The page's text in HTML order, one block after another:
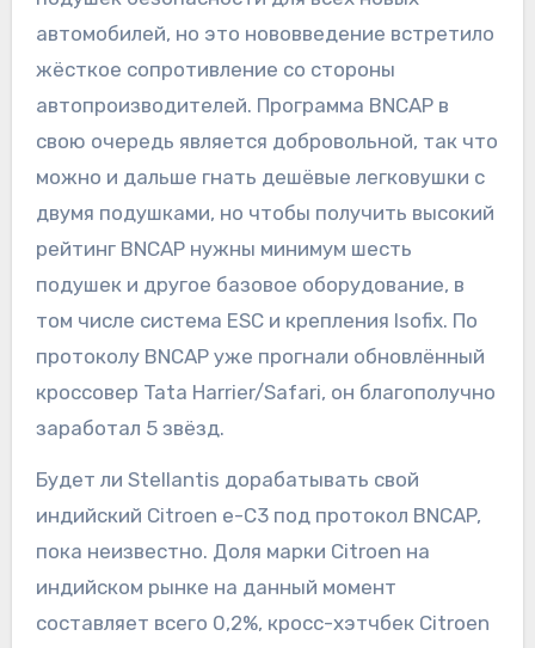
автомобилей, но это нововведение встретило
жёсткое сопротивление со стороны
автопроизводителей. Программа BNCAP в
свою очередь является добровольной, так что
можно и дальше гнать дешёвые легковушки с
двумя подушками, но чтобы получить высокий
рейтинг BNCAP нужны минимум шесть
подушек и другое базовое оборудование, в
том числе система ESC и крепления Isofix. По
протоколу BNCAP уже прогнали обновлённый
кроссовер Tata Harrier/Safari, он благополучно
заработал 5 звёзд.
Будет ли Stellantis дорабатывать свой
индийский Citroen e-C3 под протокол BNCAP,
пока неизвестно. Доля марки Citroen на
индийском рынке на данный момент
составляет всего 0,2%, кросс-хэтчбек Citroen